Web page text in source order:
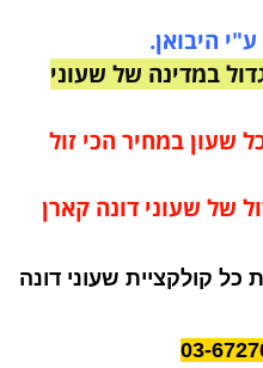
היבואן.
במדינה של שעוני
שעון במחיר הכי זול
של שעוני דונה קארן
קולקציית שעוני דונה